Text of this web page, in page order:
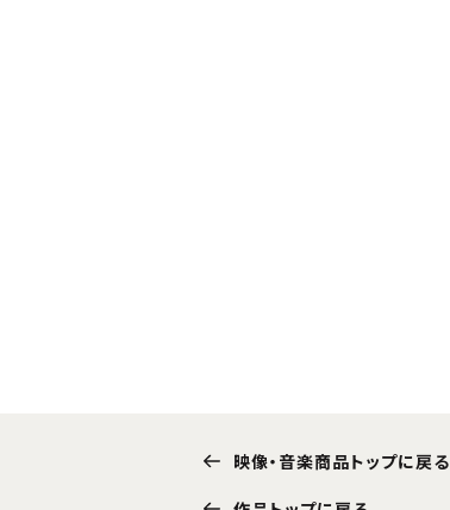
映像・音楽商品トップに戻る